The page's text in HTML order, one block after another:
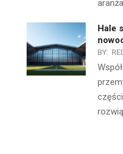
Hale
BY: